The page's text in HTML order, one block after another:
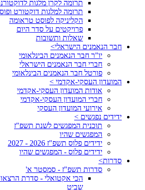
תרומה לקרן מלגות
תרומה למלגות דוקטורט
הקליניקה לפוסט טראומה
פרויקטים על סדר היום
שאלות ותשובות
חבר הנאמנים הישראלי>
יו"ר חבר הנאמנים הבינלאומי
חברי חבר הנאמנים הישראלי
פורטל חבר הנאמנים הבינלאומי
המועדון העסקי-אקדמי >
אודות המועדון העסקי-אקדמי
חברי המועדון העסקי-אקדמי
אירועי המועדון העסקי
ידידים נפגשים >
תוכנית המפגשים לשנת תשפ"ז
המפגשים שהיו
ידידים פלוס תשפ"ז 2026 - 2027
ידידים פלוס - המפגשים שהיו
סדרות>
סדרות תשפ"ז - סמסטר א'
הכי אקטואלי - סדרת
שביט